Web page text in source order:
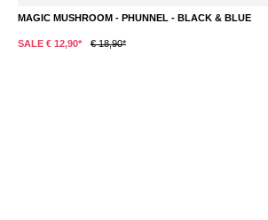
MAGIC MUSHROOM - PHUNNEL - BLACK & BLUE
SALE € 12,90* € 18,90*